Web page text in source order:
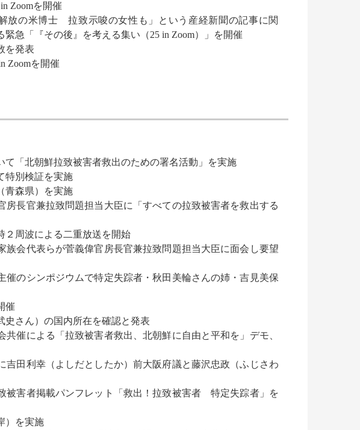
Zoomを開催
放の米博士 拉致示唆の女性も」という産経新聞の記事に関
急「『その後』を考える集い（25 in Zoom）」を開催
を発表
を開催
「北朝鮮拉致被害者救出のための署名活動」を実施
特別検証を実施
青森県）を実施
長官兼拉致問題担当大臣に「すべての拉致被害者を救出する
周波による二重放送を開始
会代表らが菅義偉官房長官兼拉致問題担当大臣に面会し要望
のシンポジウムで特定失踪者・秋田美輪さんの姉・吉見美保
催
さん）の国内所在を確認と発表
催による「拉致被害者救出、北朝鮮に自由と平和を」デモ、
田利幸（よしだとしたか）前大阪府議と藤沢忠政（ふじさわ
被害者掲載パンフレット「救出！拉致被害者 特定失踪者」を
）を実施